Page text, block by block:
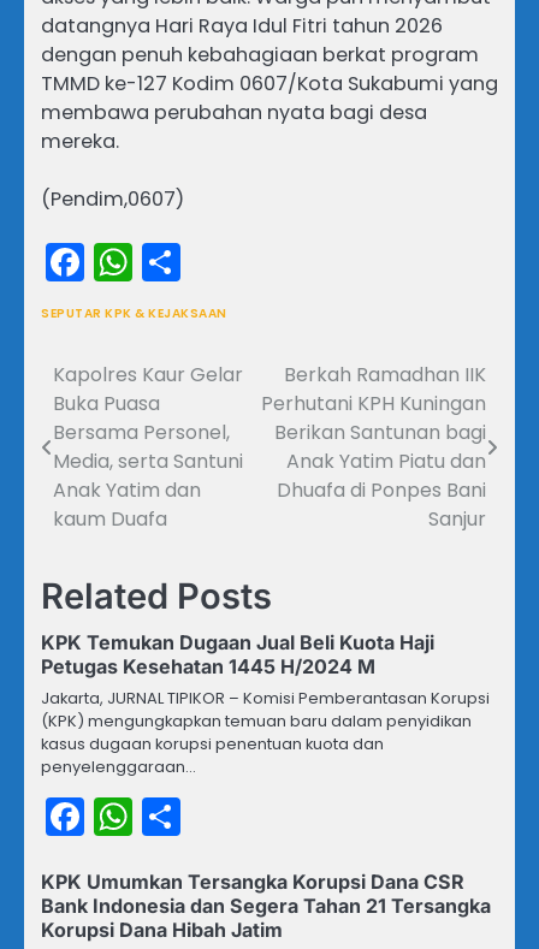
datangnya Hari Raya Idul Fitri tahun 2026
dengan penuh kebahagiaan berkat program
TMMD ke-127 Kodim 0607/Kota Sukabumi yang
membawa perubahan nyata bagi desa
mereka.
(Pendim,0607)
Facebook
WhatsApp
SEPUTAR KPK & KEJAKSAAN
Navigasi
pos
Kapolres Kaur Gelar
Buka Puasa
Bersama Personel,
Media, serta Santuni
Anak Yatim dan
kaum Duafa
Berkah Ramadhan IIK
Perhutani KPH Kuningan
Berikan Santunan bagi
Anak Yatim Piatu dan
Dhuafa di Ponpes Bani
Sanjur
Related Posts
KPK Temukan Dugaan Jual Beli Kuota Haji
Petugas Kesehatan 1445 H/2024 M
Jakarta, JURNAL TIPIKOR – Komisi Pemberantasan Korupsi
(KPK) mengungkapkan temuan baru dalam penyidikan
kasus dugaan korupsi penentuan kuota dan
penyelenggaraan…
Facebook
WhatsApp
KPK Umumkan Tersangka Korupsi Dana CSR
Bank Indonesia dan Segera Tahan 21 Tersangka
Korupsi Dana Hibah Jatim